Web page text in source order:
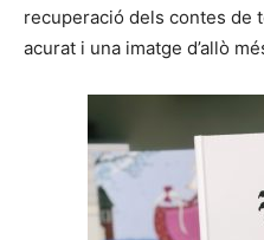
recuperació dels contes de
acurat i una imatge d’allò